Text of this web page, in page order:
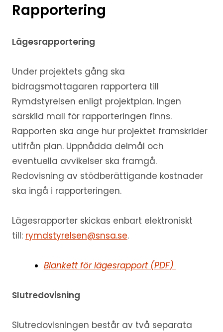
Rapportering
Lägesrapportering
Under projektets gång ska
bidragsmottagaren rapportera till
Rymdstyrelsen enligt projektplan. Ingen
särskild mall för rapporteringen finns.
Rapporten ska ange hur projektet framskrider
utifrån plan. Uppnådda delmål och
eventuella avvikelser ska framgå.
Redovisning av stödberättigande kostnader
ska ingå i rapporteringen.
Lägesrapporter skickas enbart elektroniskt
till: rymdstyrelsen@snsa.se.
Blankett för lägesrapport (PDF)
Slutredovisning
Slutredovisningen består av två separata